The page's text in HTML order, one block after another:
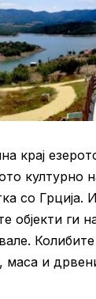
крај
културно
со
објекти ги
маса и